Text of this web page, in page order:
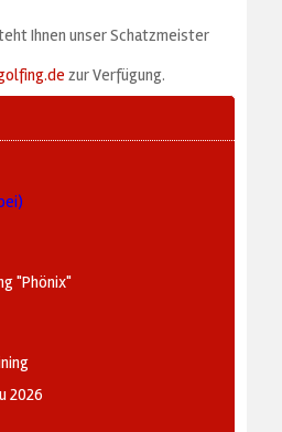
Ihnen unser Schatzmeister
zur Verfügung.
"Phönix"